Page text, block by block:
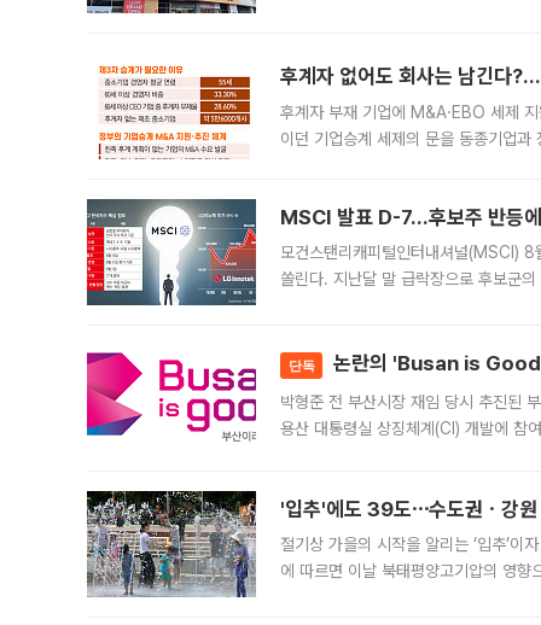
후계자 없어도 회사는 남긴다
후계자 부재 기업에 M&A·EBO 세제
이던 기업승계 세제의 문을 동종기업
MSCI 발표 D-7…후보주 반등
모건스탠리캐피털인터내셔널(MSCI)
쏠린다. 지난달 말 급락장으로 후보군
단독 논란의 'Busan is
박형준 전 부산시장 재임 당시 추진된
용산 대통령실 상징체계(CI) 개발에 참
'입추'에도 39도⋯수도권ㆍ강
절기상 가을의 시작을 알리는 ‘입추’
에 따르면 이날 북태평양고기압의 영